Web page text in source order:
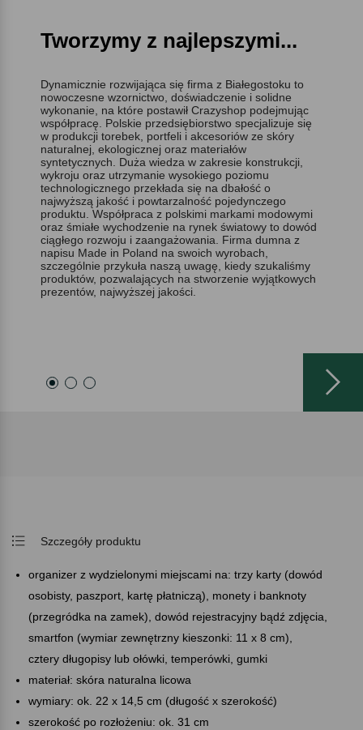
Tworzymy z najlepszymi...
Dynamicznie rozwijająca się firma z Białegostoku to
nowoczesne wzornictwo, doświadczenie i solidne
wykonanie, na które postawił Crazyshop podejmując
współpracę. Polskie przedsiębiorstwo specjalizuje się
w produkcji torebek, portfeli i akcesoriów ze skóry
naturalnej, ekologicznej oraz materiałów
syntetycznych. Duża wiedza w zakresie konstrukcji,
wykroju oraz utrzymanie wysokiego poziomu
technologicznego przekłada się na dbałość o
najwyższą jakość i powtarzalność pojedynczego
produktu. Współpraca z polskimi markami modowymi
oraz śmiałe wychodzenie na rynek światowy to dowód
ciągłego rozwoju i zaangażowania. Firma dumna z
napisu Made in Poland na swoich wyrobach,
szczególnie przykuła naszą uwagę, kiedy szukaliśmy
produktów, pozwalających na stworzenie wyjątkowych
prezentów, najwyższej jakości.
Szczegóły produktu
organizer z wydzielonymi miejscami na: trzy karty (dowód
osobisty, paszport, kartę płatniczą), monety i banknoty
(przegródka na zamek), dowód rejestracyjny bądź zdjęcia,
smartfon (wymiar zewnętrzny kieszonki: 11 x 8 cm),
cztery długopisy lub ołówki, temperówki, gumki
materiał: skóra naturalna licowa
wymiary: ok. 22 x 14,5 cm (długość x szerokość)
szerokość po rozłożeniu: ok. 31 cm